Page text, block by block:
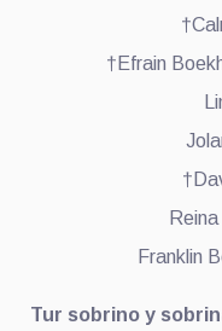
†Efrain
Franklin
Tur sobrino y